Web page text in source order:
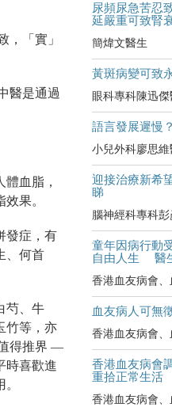
，「實」
醫是通過
血脂，
果。
發症，有
、何首
芍、牛
竹等，亦
得推界 —
時喜歡進
尿頻尿急苦忍
延嚴重可致腎
簡煒文醫生
黃斑病變可致
眼科專科陳迅傑
語言發展遲慢
小兒外科廖思維
迎接治療新希
睇
腦神經科專科
童年因病行動
自由人生 醫
香港血友病會
血友病人可無
香港血友病會
香港血友病會
重拾正常生活
香港血友病會